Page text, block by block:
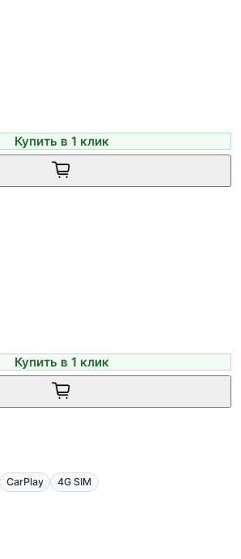
Купить в 1 клик
Купить в 1 клик
CarPlay 4G SIM